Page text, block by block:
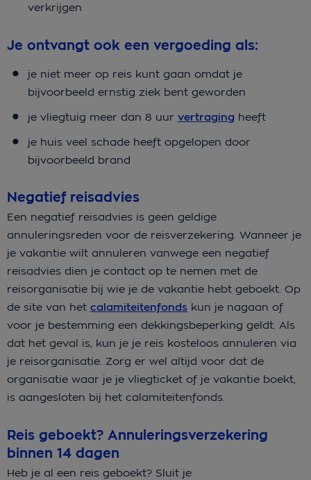
verkrijgen
Je ontvangt ook een vergoeding als:
je niet meer op reis kunt gaan omdat je
bijvoorbeeld ernstig ziek bent geworden
je vliegtuig meer dan 8 uur vertraging heeft
je huis veel schade heeft opgelopen door
bijvoorbeeld brand
Negatief reisadvies
Een negatief reisadvies is geen geldige
annuleringsreden voor de reisverzekering. Wanneer je
je vakantie wilt annuleren vanwege een negatief
reisadvies dien je contact op te nemen met de
reisorganisatie bij wie je de vakantie hebt geboekt. Op
de site van het calamiteitenfonds kun je nagaan of
voor je bestemming een dekkingsbeperking geldt. Als
dat het geval is, kun je je reis kosteloos annuleren via
je reisorganisatie. Zorg er wel altijd voor dat de
organisatie waar je je vliegticket of je vakantie boekt,
is aangesloten bij het calamiteitenfonds.
Reis geboekt? Annuleringsverzekering
binnen 14 dagen
Heb je al een reis geboekt? Sluit je